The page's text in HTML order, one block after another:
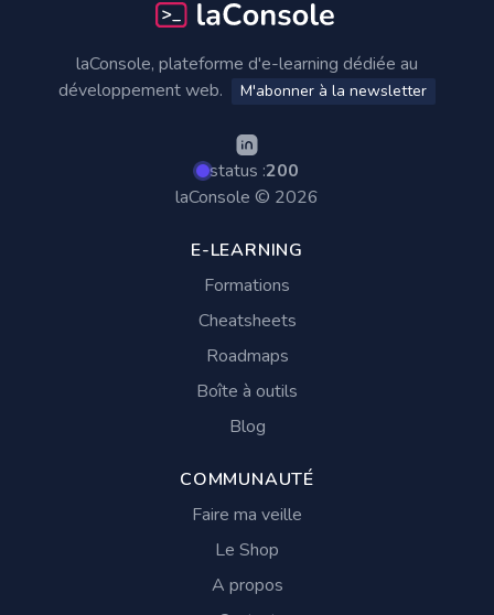
laConsole, plateforme d'e-learning dédiée au
développement web.
M'abonner à la newsletter
status :200
laConsole © 2026
E-LEARNING
Formations
Cheatsheets
Roadmaps
Boîte à outils
Blog
COMMUNAUTÉ
Faire ma veille
Le Shop
A propos